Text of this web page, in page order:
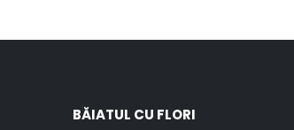
BĂIATUL CU FLORI